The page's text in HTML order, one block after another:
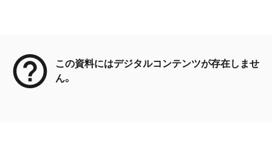
この資料にはデジタルコンテンツが存在しませ
ん。